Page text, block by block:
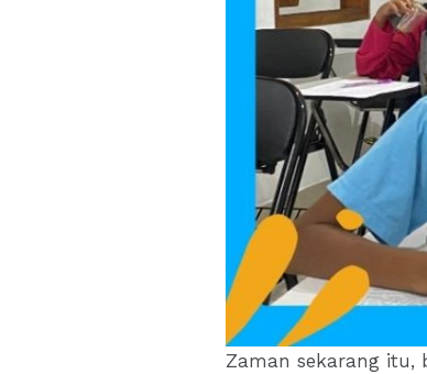
Zaman sekarang itu,